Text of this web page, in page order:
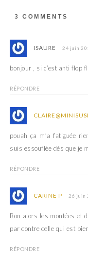
3 COMMENTS
ISAURE 24 juin
bonjour , si c’est anti flop
RÉPONDRE
pouah ça m’a fatiguée
suis essouflée dès que je
RÉPONDRE
CARINE P 26 juin
Bon alors les montées et
par contre celle qui est
RÉPONDRE